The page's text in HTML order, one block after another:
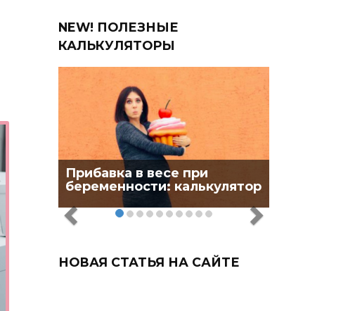
NEW! ПОЛЕЗНЫЕ
КАЛЬКУЛЯТОРЫ
Прибавка в весе при
беременности: калькулятор
НОВАЯ СТАТЬЯ НА САЙТЕ